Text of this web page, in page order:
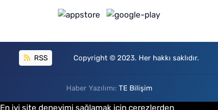
RSS Copyright © 2023. Her hakkı saklıdır.
Haber Yazılımı: TE Bilişim
En iyi site deneyimi sağlamak için çerezlerden